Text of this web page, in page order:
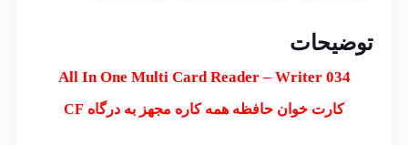
توضیحات
All In One Multi Card Reader – Writer 034
کارت خوان حافظه همه کاره مجهز به درگاه CF